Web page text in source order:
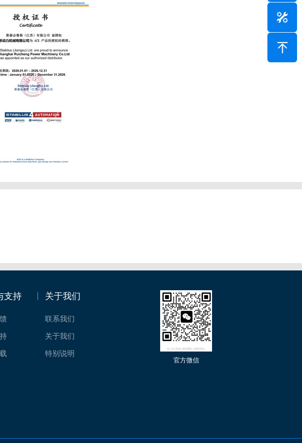
支持 关于我们
联系我们
关于我们
特别说明
官方微信